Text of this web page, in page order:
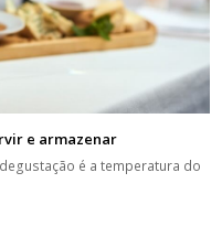
e armazenar
é a temperatura do